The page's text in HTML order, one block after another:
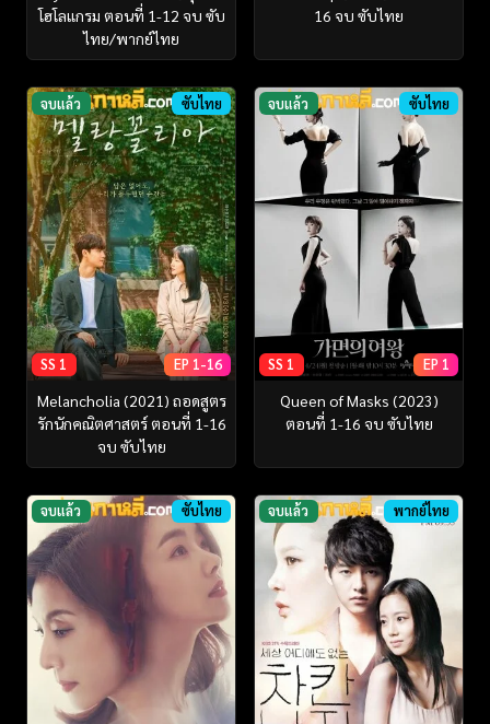
โฮโลแกรม ตอนที่ 1-12 จบ ซับ
ไทย/พากย์ไทย
16 จบ ซับไทย
จบแล้ว ซับไทย
SS 1 EP 1-16
Melancholia (2021) ถอดสูตร
รักนักคณิตศาสตร์ ตอนที่ 1-16
จบ ซับไทย
จบแล้ว ซับไทย
SS 1 EP 1
Queen of Masks (2023)
ตอนที่ 1-16 จบ ซับไทย
จบแล้ว ซับไทย จบแล้ว พากย์ไทย